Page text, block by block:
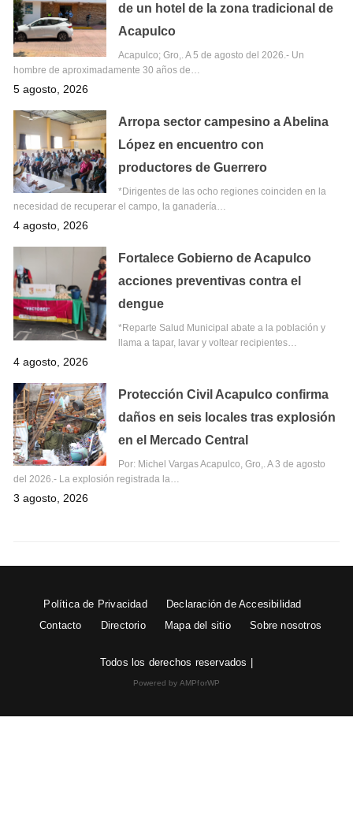
de un hotel de la zona tradicional de
Acapulco
Acapulco; Gro,. A 5 de agosto del 2026.- Un
hombre de aproximadamente 30 años de…
5 agosto, 2026
Arropa sector campesino a Abelina
López en encuentro con
productores de Guerrero
*Dirigentes de las ocho regiones coinciden en la
necesidad de recuperar el campo, la ganadería…
4 agosto, 2026
Fortalece Gobierno de Acapulco
acciones preventivas contra el
dengue
*Reparte Salud Municipal abate a la población y
llama a tapar, lavar y voltear recipientes…
4 agosto, 2026
Protección Civil Acapulco confirma
daños en seis locales tras explosión
en el Mercado Central
Por: Michel Vargas Acapulco, Gro,. A 3 de agosto
del 2026.- La explosión registrada la…
3 agosto, 2026
Política de Privacidad
Declaración de Accesibilidad
Contacto
Directorio Mapa del sitio Sobre nosotros
Todos los derechos reservados |
Powered by AMPforWP